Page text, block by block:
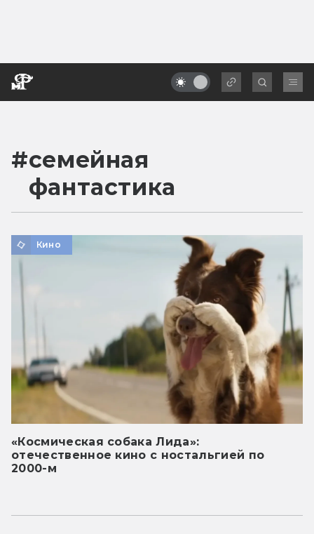
#семейная
фантастика
Кино
«Космическая собака Лида»:
отечественное кино с ностальгией по
2000-м